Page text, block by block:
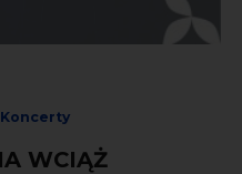
Koncerty
WCIĄŻ